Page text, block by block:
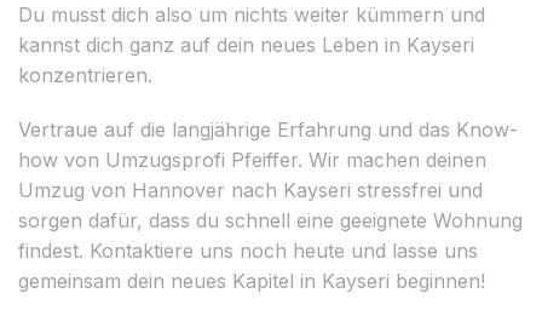
Du musst dich also um nichts weiter kümmern und
kannst dich ganz auf dein neues Leben in Kayseri
konzentrieren.
Vertraue auf die langjährige Erfahrung und das Know-
how von Umzugsprofi Pfeiffer. Wir machen deinen
Umzug von Hannover nach Kayseri stressfrei und
sorgen dafür, dass du schnell eine geeignete Wohnung
findest. Kontaktiere uns noch heute und lasse uns
gemeinsam dein neues Kapitel in Kayseri beginnen!